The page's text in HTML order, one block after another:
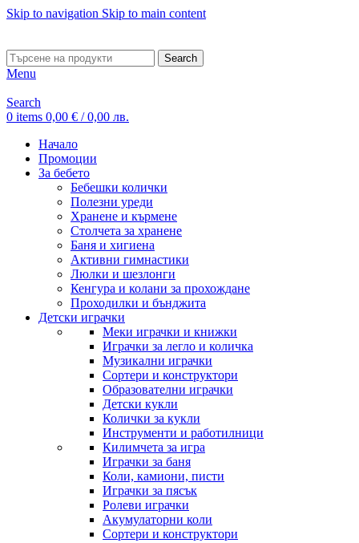
Skip to navigation Skip to main content
Search
Menu
Search
0 items 0,00 € / 0,00 лв.
Начало
Промоции
За бебето
Бебешки колички
Полезни уреди
Хранене и кърмене
Столчета за хранене
Баня и хигиена
Активни гимнастики
Люлки и шезлонги
Кенгура и колани за прохождане
Проходилки и бънджита
Детски играчки
Меки играчки и книжки
Играчки за легло и количка
Музикални играчки
Сортери и конструктори
Образователни играчки
Детски кукли
Колички за кукли
Инструменти и работилници
Килимчета за игра
Играчки за баня
Коли, камиони, писти
Играчки за пясък
Ролеви играчки
Акумулаторни коли
Сортери и конструктори